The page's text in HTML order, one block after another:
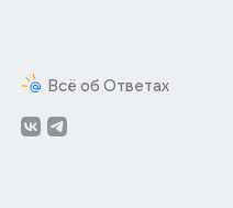
Всё об Ответах